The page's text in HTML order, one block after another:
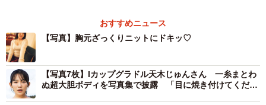
おすすめニュース
【写真】胸元ざっくりニットにドキッ♡
【写真7枚】Iカップグラドル天木じゅんさん 一糸まとわ
ぬ超大胆ボディを写真集で披露 「目に焼き付けてくださ